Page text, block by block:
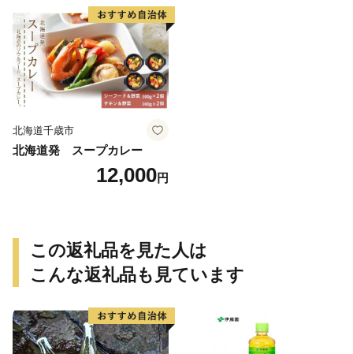
北海道千歳市
北海道発 スープカレー
12,000円
この返礼品を見た人は
こんな返礼品も見ています